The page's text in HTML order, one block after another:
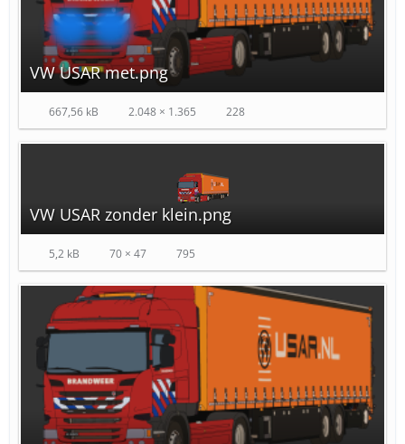
VW USAR met.png
667,56 kB 2.048 × 1.365 228
VW USAR zonder klein.png
5,2 kB 70 × 47 795